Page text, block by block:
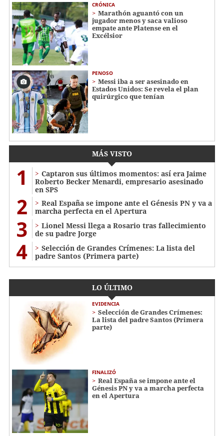
CRÓNICA
Marathón aguantó con un
jugador menos y saca valioso
empate ante Platense en el
Excélsior
PENOSO
Messi iba a ser asesinado en
Estados Unidos: Se revela el plan
quirúrgico que tenían
MÁS VISTO
1
Captaron sus últimos momentos: así era Jaime
Roberto Becker Menardi​​​, empresario asesinado
en SPS
2
Real España se impone ante el Génesis PN y va a
marcha perfecta en el Apertura
3
Lionel Messi llega a Rosario tras fallecimiento
de su padre Jorge
4
Selección de Grandes Crímenes: La lista del
padre Santos (Primera parte)
LO ÚLTIMO
EVIDENCIA
Selección de Grandes Crímenes:
La lista del padre Santos (Primera
parte)
FINALIZÓ
Real España se impone ante el
Génesis PN y va a marcha perfecta
en el Apertura